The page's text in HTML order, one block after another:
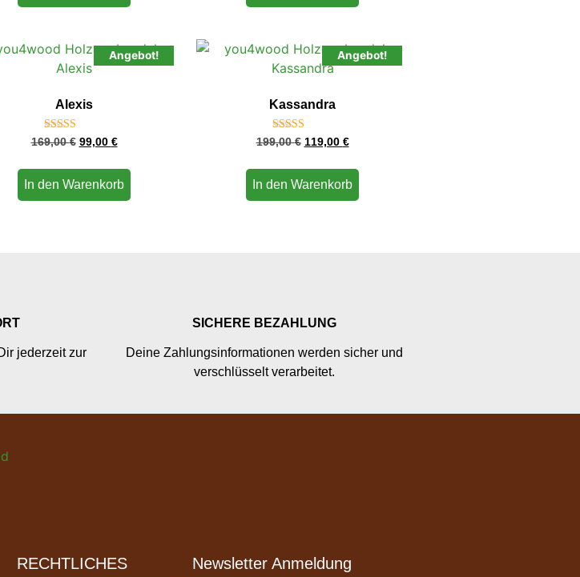
Angebot!
Alexis
Bewertet
mit
von 5
169,00€ 99,00 €
In den Warenkorb
Angebot!
Kassandra
Bewertet
mit
von 5
199,00€ 119,00 €
In den Warenkorb
jederzeit zur
SICHERE BEZAHLUNG
Deine Zahlungsinformationen werden sicher und
verschlüsselt verarbeitet.
RECHTLICHES Newsletter Anmeldung